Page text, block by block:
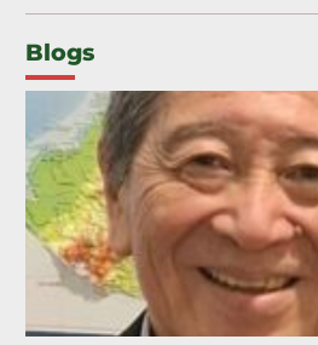
Blogs